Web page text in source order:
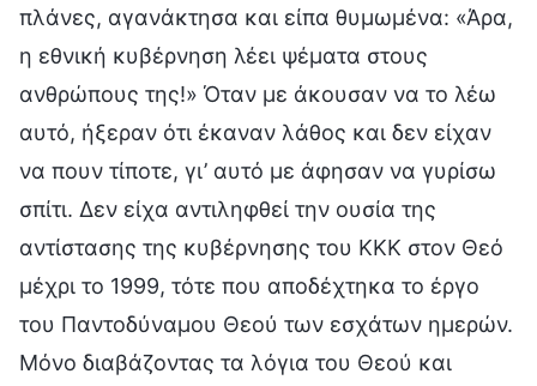
πλάνες, αγανάκτησα και είπα θυμωμένα: «Άρα,
η εθνική κυβέρνηση λέει ψέματα στους
ανθρώπους της!» Όταν με άκουσαν να το λέω
αυτό, ήξεραν ότι έκαναν λάθος και δεν είχαν
να πουν τίποτε, γι’ αυτό με άφησαν να γυρίσω
σπίτι. Δεν είχα αντιληφθεί την ουσία της
αντίστασης της κυβέρνησης του ΚΚΚ στον Θεό
μέχρι το 1999, τότε που αποδέχτηκα το έργο
του Παντοδύναμου Θεού των εσχάτων ημερών.
Μόνο διαβάζοντας τα λόγια του Θεού και